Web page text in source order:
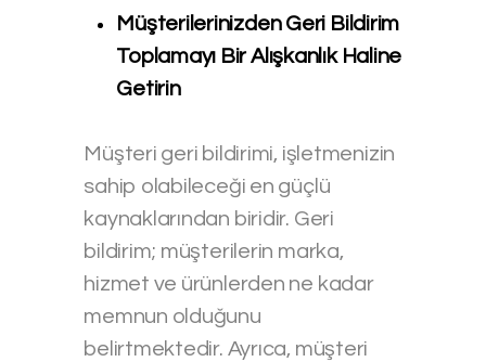
Müşterilerinizden Geri Bildirim
Toplamayı Bir Alışkanlık Haline
Getirin
Müşteri geri bildirimi, işletmenizin
sahip olabileceği en güçlü
kaynaklarından biridir. Geri
bildirim; müşterilerin marka,
hizmet ve ürünlerden ne kadar
memnun olduğunu
belirtmektedir. Ayrıca, müşteri